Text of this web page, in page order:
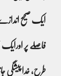
ایک صحیح
فاصلے پر اورایک
طرح، خدا پیشگی